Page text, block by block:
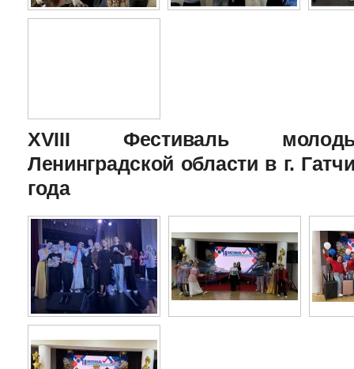
XVIII Фестиваль
Ленинградской области в г.
года